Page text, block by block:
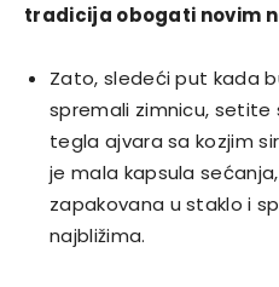
tradicija obogati novim
Zato, sledeći put kada
spremali zimnicu,
tegla ajvara sa kozjim
je mala kapsula
zapakovana u staklo i
najbližima.